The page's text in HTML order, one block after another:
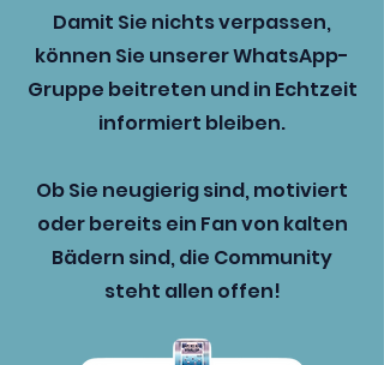
Damit Sie nichts verpassen,
können Sie unserer WhatsApp-
Gruppe beitreten und in Echtzeit
informiert bleiben.
Ob Sie neugierig sind, motiviert
oder bereits ein Fan von kalten
Bädern sind, die Community
steht allen offen!